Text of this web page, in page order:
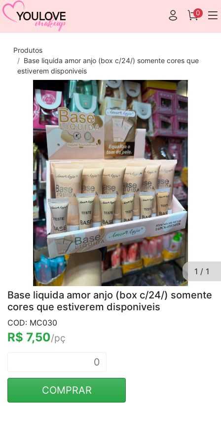
0
Produtos
Base liquida amor anjo (box c/24/) somente cores que
estiverem disponiveis
1 / 1
Base liquida amor anjo (box c/24/) somente
cores que estiverem disponiveis
COD: MC030
R$ 7,50/pç
COMPRAR